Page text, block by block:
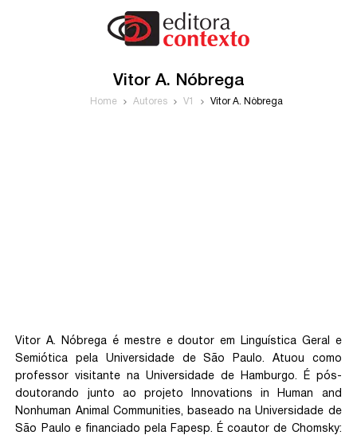
Vitor A. Nóbrega
Home Autores V1 Vitor A. Nóbrega
Vitor A. Nóbrega é mestre e doutor em Linguística Geral e
Semiótica pela Universidade de São Paulo. Atuou como
professor visitante na Universidade de Hamburgo. É pós-
doutorando junto ao projeto Innovations in Human and
Nonhuman Animal Communities, baseado na Universidade de
São Paulo e financiado pela Fapesp. É coautor de Chomsky: